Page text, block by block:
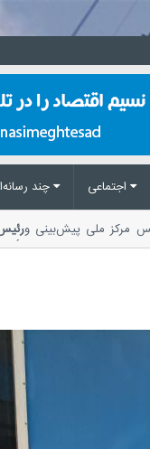
رئیس مرکز ملی پیش‌بینی و